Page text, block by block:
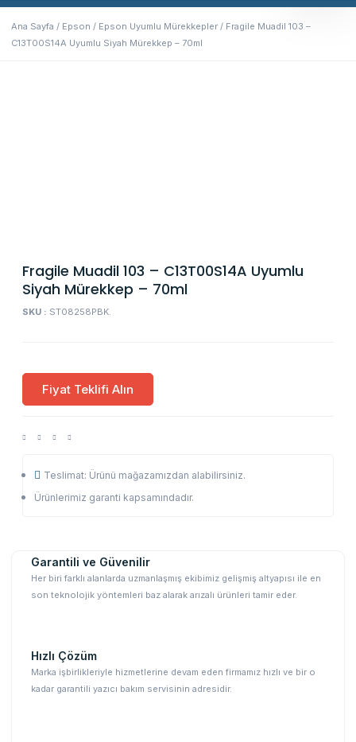
Ana Sayfa / Epson / Epson Uyumlu Mürekkepler / Fragile Muadil 103 –
C13T00S14A Uyumlu Siyah Mürekkep – 70ml
Fragile Muadil 103 – C13T00S14A Uyumlu
Siyah Mürekkep – 70ml
SKU : ST08258PBK.
Fiyat Teklifi Alın
Teslimat: Ürünü mağazamızdan alabilirsiniz.
Ürünlerimiz garanti kapsamındadır.
Garantili ve Güvenilir
Her biri farklı alanlarda uzmanlaşmış ekibimiz gelişmiş altyapısı ile en
son teknolojik yöntemleri baz alarak arızalı ürünleri tamir eder.
Hızlı Çözüm
Marka işbirlikleriyle hizmetlerine devam eden firmamız hızlı ve bir o
kadar garantili yazıcı bakım servisinin adresidir.